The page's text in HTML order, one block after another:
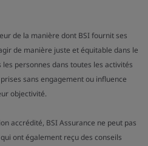
de la manière dont BSI fournit ses
de manière juste et équitable dans le
personnes dans toutes les activités
sans engagement ou influence
objectivité.
accrédité, BSI Assurance ne peut pas
ont également reçu des conseils